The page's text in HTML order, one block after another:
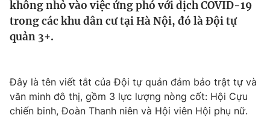
Thế giới
Thế giới đó đây
Câu chuyện quốc tế
Tài chính
Thị trường
Dữ liệu và đời sống
không nhỏ vào việc ứng phó với dịch COVID-19
trong các khu dân cư tại Hà Nội, đó là Đội tự
quản 3+.
Đây là tên viết tắt của Đội tự quản đảm bảo trật tự và
văn minh đô thị, gồm 3 lực lượng nòng cốt: Hội Cựu
chiến binh, Đoàn Thanh niên và Hội viên Hội phụ nữ.